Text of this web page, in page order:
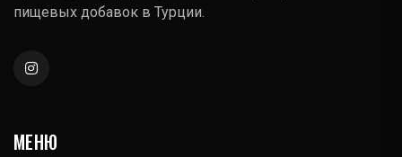
пищевых добавок в Турции.
МЕНЮ